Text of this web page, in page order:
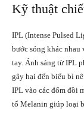
Kỹ thuật
IPL (Intense Pulsed
bước sóng khác nhau
tay. Ánh sáng từ IPL
gây hại đến biểu bì
IPL vào các đốm đồi
tố Melanin giúp loại